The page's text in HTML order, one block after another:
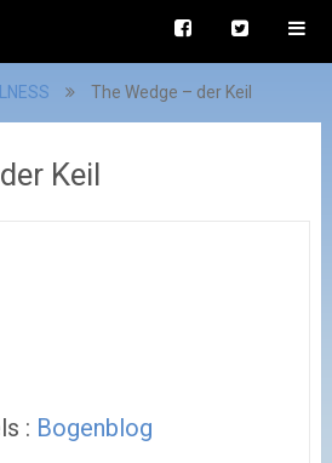
The Wedge – der Keil
Keil
: Bogenblog